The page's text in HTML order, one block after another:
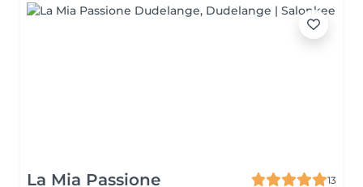
La Mia Passione
13